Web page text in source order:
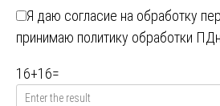
Я даю согласие на обработку
принимаю политику обработки
16+16=